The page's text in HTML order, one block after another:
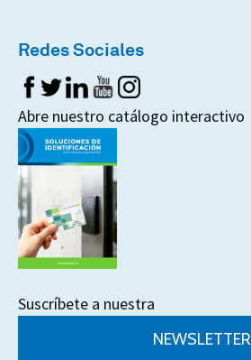
Redes Sociales
Abre nuestro catálogo interactivo
Suscríbete a nuestra
NEWSLETTER